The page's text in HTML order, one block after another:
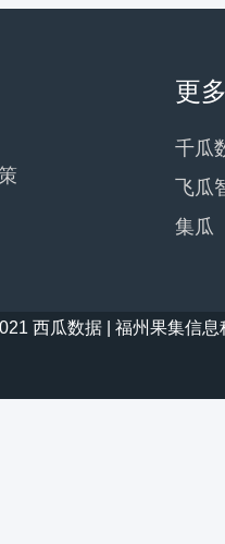
更
千瓜
飞瓜
集瓜
西瓜数据 | 福州果集信息